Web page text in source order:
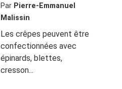
Par Pierre-Emmanuel
Malissin
Les crêpes peuvent être
confectionnées avec
épinards, blettes,
cresson...